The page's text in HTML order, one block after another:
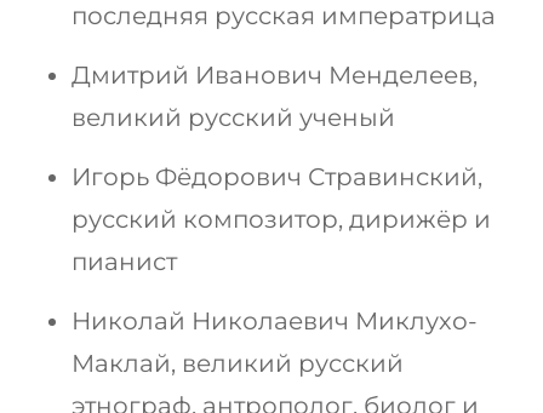
последняя русская императрица
Дмитрий Иванович Менделеев,
великий русский ученый
Игорь Фёдорович Стравинский,
русский композитор, дирижёр и
пианист
Николай Николаевич Миклухо-
Маклай, великий русский
этнограф, антрополог, биолог и